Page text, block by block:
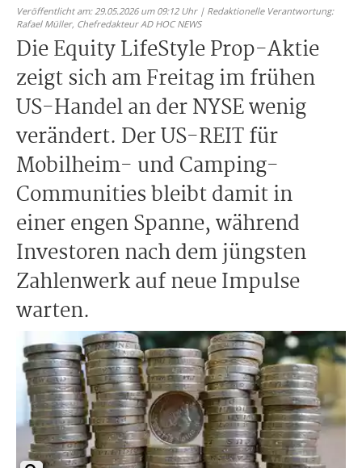
Veröffentlicht am: 29.05.2026 um 09:12 Uhr | Redaktionelle Verantwortung:
Rafael Müller, Chefredakteur AD HOC NEWS
Die Equity LifeStyle Prop-Aktie
zeigt sich am Freitag im frühen
US-Handel an der NYSE wenig
verändert. Der US-REIT für
Mobilheim- und Camping-
Communities bleibt damit in
einer engen Spanne, während
Investoren nach dem jüngsten
Zahlenwerk auf neue Impulse
warten.